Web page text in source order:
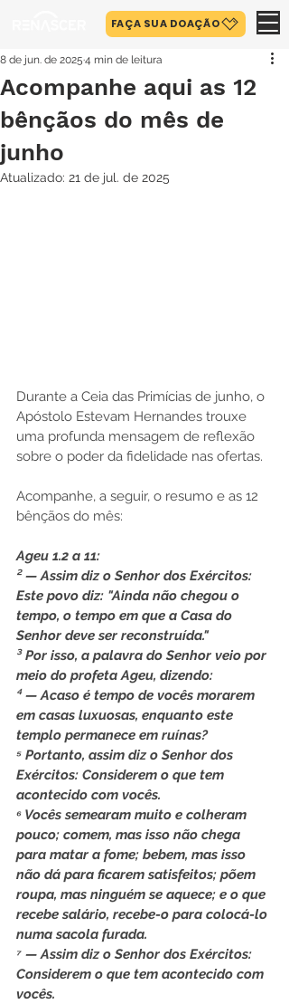
FAÇA SUA DOAÇÃO
Acompanhe aqui as 12
bênçãos do mês de
junho
8 de jun. de 2025 4 min de leitura
Atualizado: 21 de jul. de 2025
Durante a Ceia das Primícias de junho, o
Apóstolo Estevam Hernandes trouxe
uma profunda mensagem de reflexão
sobre o poder da fidelidade nas ofertas.
Acompanhe, a seguir, o resumo e as 12
bênçãos do mês:
Ageu 1.2 a 11:
² — Assim diz o Senhor dos Exércitos:
Este povo diz: "Ainda não chegou o
tempo, o tempo em que a Casa do
Senhor deve ser reconstruída."
³ Por isso, a palavra do Senhor veio por
meio do profeta Ageu, dizendo:
⁴ — Acaso é tempo de vocês morarem
em casas luxuosas, enquanto este
templo permanece em ruínas?
⁵ Portanto, assim diz o Senhor dos
Exércitos: Considerem o que tem
acontecido com vocês.
⁶ Vocês semearam muito e colheram
pouco; comem, mas isso não chega
para matar a fome; bebem, mas isso
não dá para ficarem satisfeitos; põem
roupa, mas ninguém se aquece; e o que
recebe salário, recebe-o para colocá-lo
numa sacola furada.
⁷ — Assim diz o Senhor dos Exércitos:
Considerem o que tem acontecido com
vocês.